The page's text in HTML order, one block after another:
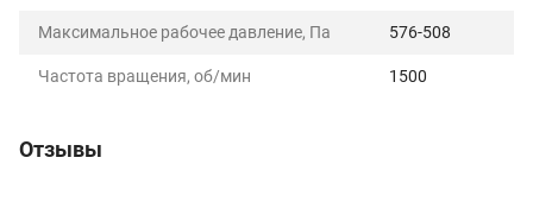
Максимальное рабочее давление, Па 576-508
Частота вращения, об/мин 1500
Отзывы